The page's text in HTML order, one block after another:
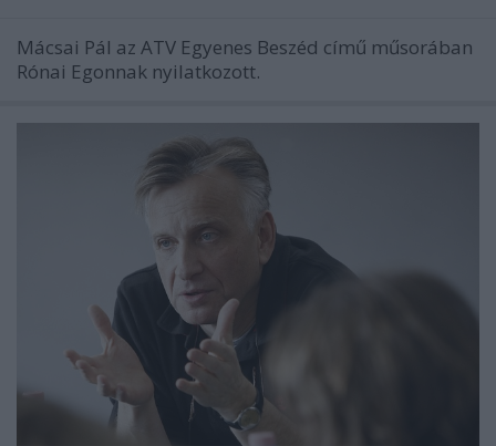
Mácsai Pál az ATV Egyenes Beszéd című műsorában
Rónai Egonnak nyilatkozott.